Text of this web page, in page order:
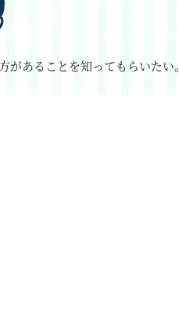
あることを知ってもらいたい。